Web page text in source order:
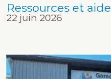
Ressources et aide
22 juin 2026